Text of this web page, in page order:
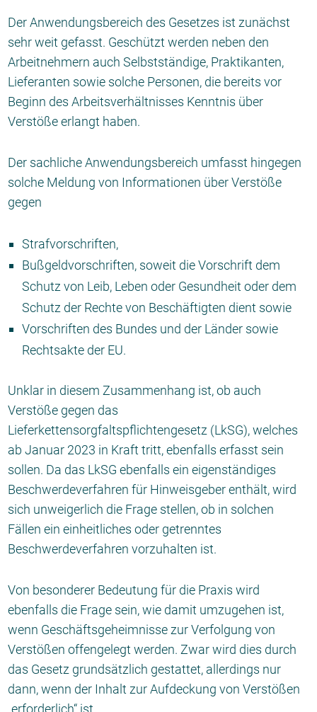
Der Anwendungsbereich des Gesetzes ist zunächst
sehr weit gefasst. Geschützt werden neben den
Arbeitnehmern auch Selbstständige, Praktikanten,
Lieferanten sowie solche Personen, die bereits vor
Beginn des Arbeitsverhältnisses Kenntnis über
Verstöße erlangt haben.
Der sachliche Anwendungsbereich umfasst hingegen
solche Meldung von Informationen über Verstöße
gegen
Strafvorschriften,
Bußgeldvorschriften, soweit die Vorschrift dem
Schutz von Leib, Leben oder Gesundheit oder dem
Schutz der Rechte von Beschäftigten dient sowie
Vorschriften des Bundes und der Länder sowie
Rechtsakte der EU.
Unklar in diesem Zusammenhang ist, ob auch
Verstöße gegen das
Lieferkettensorgfaltspflichtengesetz (LkSG), welches
ab Januar 2023 in Kraft tritt, ebenfalls erfasst sein
sollen. Da das LkSG ebenfalls ein eigenständiges
Beschwerdeverfahren für Hinweisgeber enthält, wird
sich unweigerlich die Frage stellen, ob in solchen
Fällen ein einheitliches oder getrenntes
Beschwerdeverfahren vorzuhalten ist.
Von besonderer Bedeutung für die Praxis wird
ebenfalls die Frage sein, wie damit umzugehen ist,
wenn Geschäftsgeheimnisse zur Verfolgung von
Verstößen offengelegt werden. Zwar wird dies durch
das Gesetz grundsätzlich gestattet, allerdings nur
dann, wenn der Inhalt zur Aufdeckung von Verstößen
„erforderlich“ ist.